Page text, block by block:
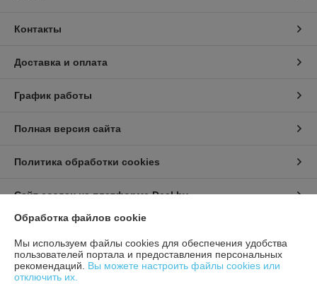
Контакты
Доставка и оплата
График работы
Полная версия сайта
Политика обработки cookies
Сайт создан на платформе Deal.by
Информация для покупателя
Юридическое лицо: ИП Урбанович Виктор Ричардович
231280, Гродненская область, г. Лида, Ул. Ползунова д.26
Обработка файлов cookie
Мы используем файлы cookies для обеспечения удобства
пользователей портала и предоставления персональных
рекомендаций. Вы можете настроить файлы cookies или
отключить их.